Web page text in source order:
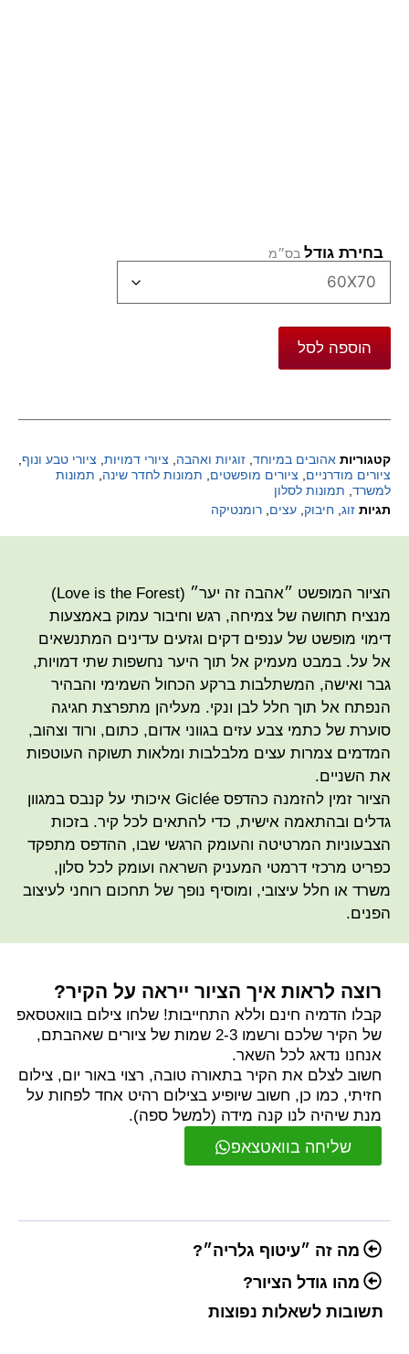
בחירת גודל
הוספה לסל
קטגוריות אהובים במיוחד זוגיות ואהבה ציורי דמויות ציורי טבע ונוף
ציורים מודרניים
ציורים מופשטים תמונות לחדר שינה
תמונות
למשרד תמונות לסלון
תגיות זוג חיבוק עצים רומנטיקה
הציור המופשט ״אהבה זה יער״ (Love is the Forest)
מנציח תחושה של צמיחה, רגש וחיבור עמוק באמצעות
דימוי מופשט של ענפים דקים וגזעים עדינים המתנשאים
אל על. במבט מעמיק אל תוך היער נחשפות שתי דמויות,
גבר ואישה, המשתלבות ברקע הכחול השמימי והבהיר
הנפתח אל תוך חלל לבן ונקי. מעליהן מתפרצת חגיגה
סוערת של כתמי צבע עזים בגווני אדום, כתום, ורוד וצהוב,
המדמים צמרות עצים מלבלבות ומלאות תשוקה העוטפות
את השניים.
הציור זמין להזמנה כהדפס Giclée איכותי על קנבס במגוון
גדלים ובהתאמה אישית, כדי להתאים לכל קיר. בזכות
הצבעוניות המרטיטה והעומק הרגשי שבו, ההדפס מתפקד
כפריט מרכזי דרמטי המעניק השראה ועומק לכל סלון,
משרד או חלל עיצובי, ומוסיף נופך של תחכום רוחני לעיצוב
הפנים.
שליחה בוואטצאפ
רוצה לראות איך הציור ייראה על הקיר?
קבלו הדמיה חינם וללא התחייבות! שלחו צילום בוואטסאפ
של הקיר שלכם ורשמו 2-3 שמות של ציורים שאהבתם,
אנחנו נדאג לכל השאר.
חשוב לצלם את הקיר בתאורה טובה, רצוי באור יום, צילום
חזיתי, כמו כן, חשוב שיופיע בצילום רהיט אחד לפחות על
מנת שיהיה לנו קנה מידה (למשל ספה).
מה זה ״עיטוף גלריה״?
מהו גודל הציור?
תשובות לשאלות נפוצות